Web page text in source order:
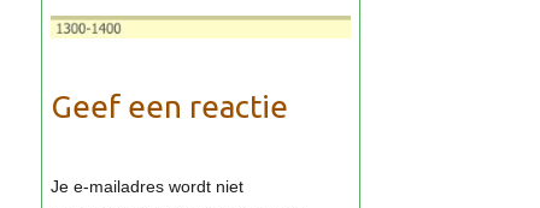
Geef een reactie
Je e-mailadres wordt niet